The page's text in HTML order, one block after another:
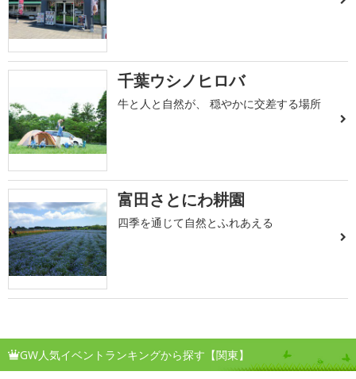
千葉ウシノヒロバ
牛と人と自然が、 穏やかに交差する場所
富田さとにわ耕園
四季を通じて自然とふれあえる
GW人気イベントランキングから探す【関東】